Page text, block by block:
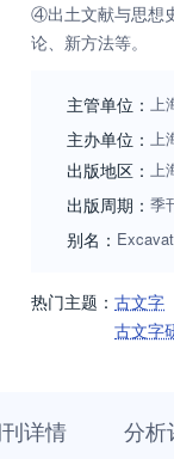
④出土文献与思想
论、新方法等。
主管单位： 上
主办单位： 上
出版地区： 上
出版周期： 季
别名：
热门主题： 古文字
古文字
详情 分析